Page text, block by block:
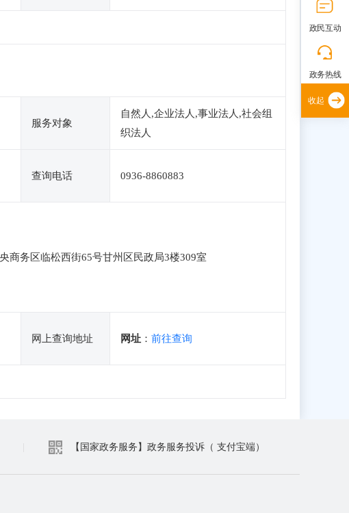
服务对象
自然人,企业法人,事业法人,社会组
织法人
查询电话 0936-8860883
商务区临松西街65号甘州区民政局3楼309室
网上查询地址 网址 ： 前往查询
【国家政务服务】政务服务投诉（ 支付宝端）
政民互动
政务热线
收起